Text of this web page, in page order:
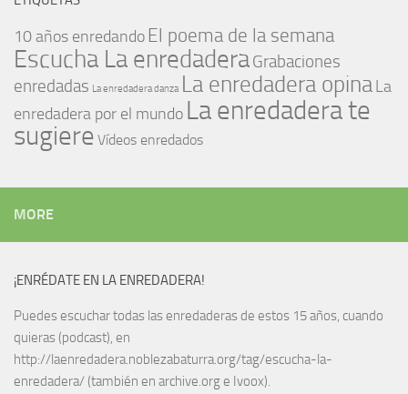
10 años enredando El poema de la semana
Escucha La enredaderaGrabaciones
enredadas La enredadera danza La enredadera opina La
enredadera por el mundo La enredadera te
sugiere Vídeos enredados
MORE
¡ENRÉDATE EN LA ENREDADERA!
Puedes escuchar todas las enredaderas de estos 15 años, cuando
quieras (podcast), en
http://laenredadera.noblezabaturra.org/tag/escucha-la-
enredadera/ (también en archive.org e Ivoox).